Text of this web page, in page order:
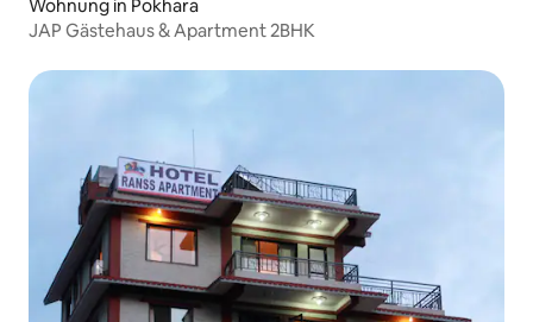
Wohnung in Pokhara
JAP Gästehaus & Apartment 2BHK